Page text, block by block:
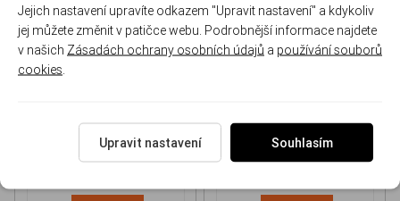
NH 90 helicopter Book
613 Kč/ ks
P-51D Mustang Book
565 Kč/ ks
Jejich nastavení upravíte odkazem "Upravit nastavení" a kdykoliv
jej můžete změnit v patičce webu. Podrobnější informace najdete
v našich Zásadách ochrany osobních údajů a používání souborů
cookies
Upravit nastavení Souhlasím